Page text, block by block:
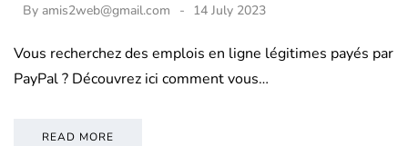
By amis2web@gmail.com 14 July 2023
Vous recherchez des emplois en ligne légitimes payés par
PayPal ? Découvrez ici comment vous…
READ MORE